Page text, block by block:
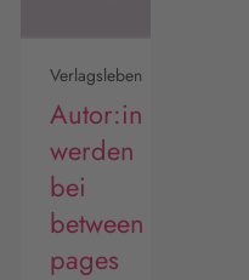
Verlagsleben
Autor:in
werden
bei
between
pages